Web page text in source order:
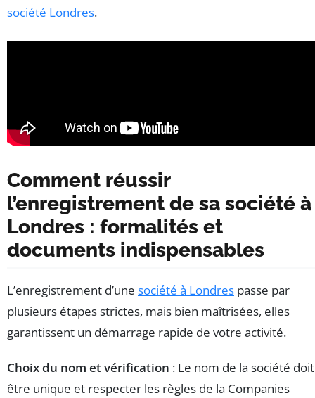
société Londres.
Comment réussir
l’enregistrement de sa société à
Londres : formalités et
documents indispensables
L’enregistrement d’une société à Londres passe par
plusieurs étapes strictes, mais bien maîtrisées, elles
garantissent un démarrage rapide de votre activité.
Choix du nom et vérification : Le nom de la société doit
être unique et respecter les règles de la Companies